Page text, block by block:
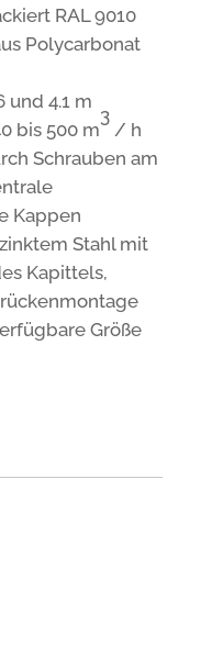
RAL 9010
Polycarbonat
und 4.1 m
bis 500 m
3
/ h
Schrauben am
Kappen
Stahl mit
Kapittels,
Größe